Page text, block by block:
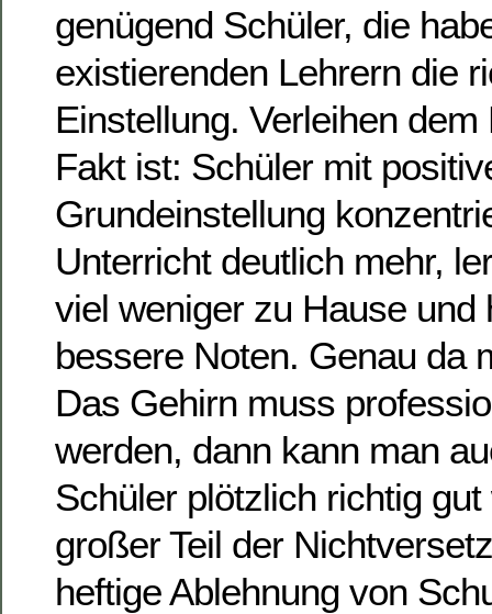
genügend Schüler, die
existierenden Lehrern die
Einstellung. Verleihen dem
Fakt ist: Schüler mit
Grundeinstellung
Unterricht deutlich mehr,
viel weniger zu Hause und
bessere Noten. Genau da
Das Gehirn muss
werden, dann kann man
Schüler plötzlich richtig
großer Teil der
heftige Ablehnung von